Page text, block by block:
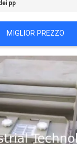
pp
MIGLIOR PREZZO